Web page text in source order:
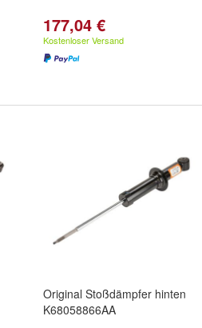
177,04 €
Kostenloser Versand
Original Stoßdämpfer hinten
K68058866AA